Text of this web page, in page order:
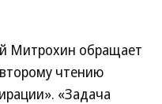
Митрохин обращает
чтению
«Задача